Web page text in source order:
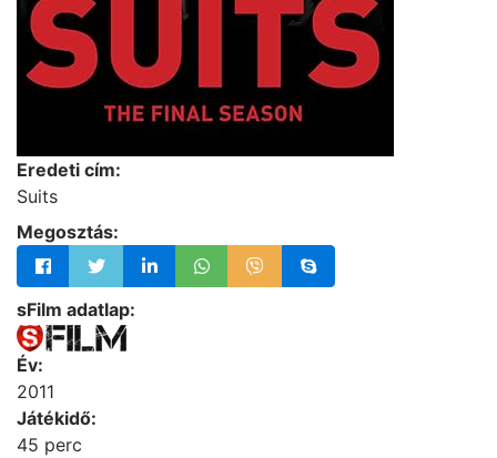
Eredeti cím:
Suits
Megosztás:
sFilm adatlap:
Év:
2011
Játékidő:
45 perc